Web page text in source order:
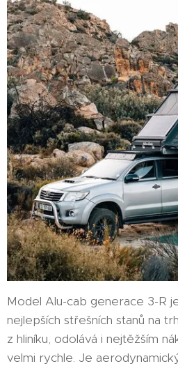
Model Alu-cab generace 3-R
nejlepších střešních stanů na
z hliníku, odolává i nejtěžším
velmi rychle. Je